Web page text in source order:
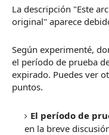
La descripción "Este
original" aparece
Según experimenté,
el período de prueba
expirado. Puedes ver
puntos.
El período de
en la breve